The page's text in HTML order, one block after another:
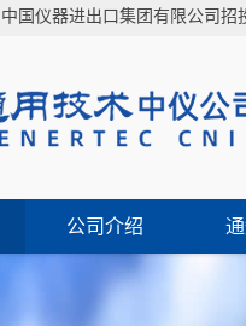
国仪器进出口集团有限公司招
公司介绍